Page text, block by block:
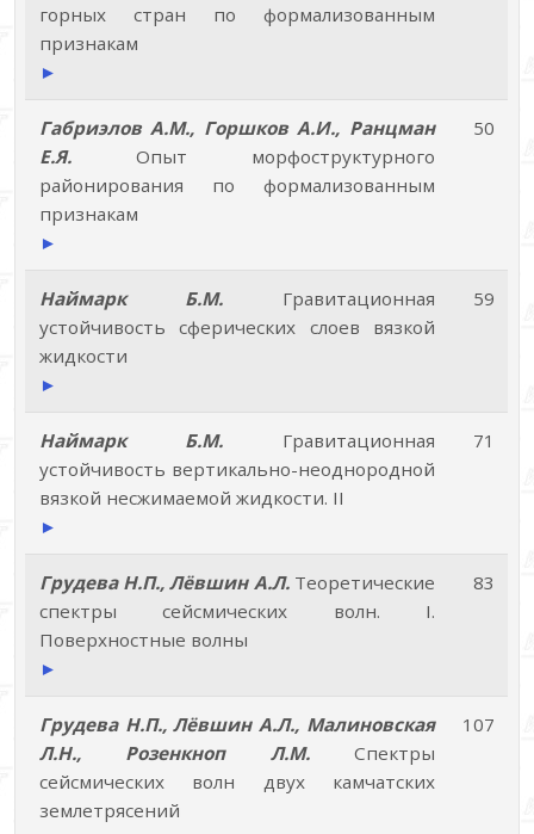
горных стран по формализованным
признакам
►
Габриэлов А.М., Горшков А.И., Ранцман
Е.Я.Опыт морфоструктурного
районирования по формализованным
признакам
►
50
Наймарк Б.М. Гравитационная
устойчивость сферических слоев вязкой
жидкости
►
59
Наймарк Б.М. Гравитационная
устойчивость вертикально-неоднородной
вязкой несжимаемой жидкости. II
►
71
Грудева Н.П., Лёвшин А.Л.Теоретические
спектры сейсмических волн. I.
Поверхностные волны
►
83
Грудева Н.П., Лёвшин А.Л., Малиновская
Л.Н., Розенкноп Л.М.Спектры
сейсмических волн двух камчатских
землетрясений
107